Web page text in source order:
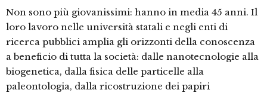
Non sono più giovanissimi: hanno in media 45 anni. Il
loro lavoro nelle università statali e negli enti di
ricerca pubblici amplia gli orizzonti della conoscenza
a beneficio di tutta la società: dalle nanotecnologie alla
biogenetica, dalla fisica delle particelle alla
paleontologia, dalla ricostruzione dei papiri